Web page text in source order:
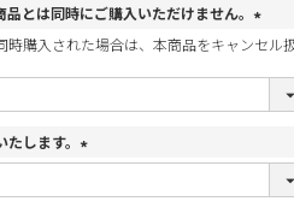
とは同時にご購入いただけません。
(
須
時購入された場合は、本商品をキャンセル
します。
(